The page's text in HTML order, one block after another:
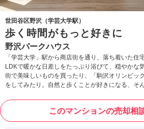
世田谷区野沢（学芸大学駅）
歩く時間がもっと好きに
野沢パークハウス
「学芸大学」駅から商店街を通り、落ち着いた住
LDKで暖かな日差しをたっぷり浴びて、穏やかな
街で美味しいものを買ったり、「駒沢オリンピッ
をしてみたり。自然と歩くことが好きになる、そ
このマンションの売却相